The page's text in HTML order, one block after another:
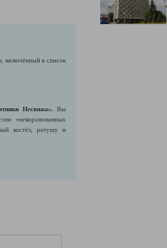
включённый в список
Несвижа». Вы
«некоронованных
костёл, ратушу и